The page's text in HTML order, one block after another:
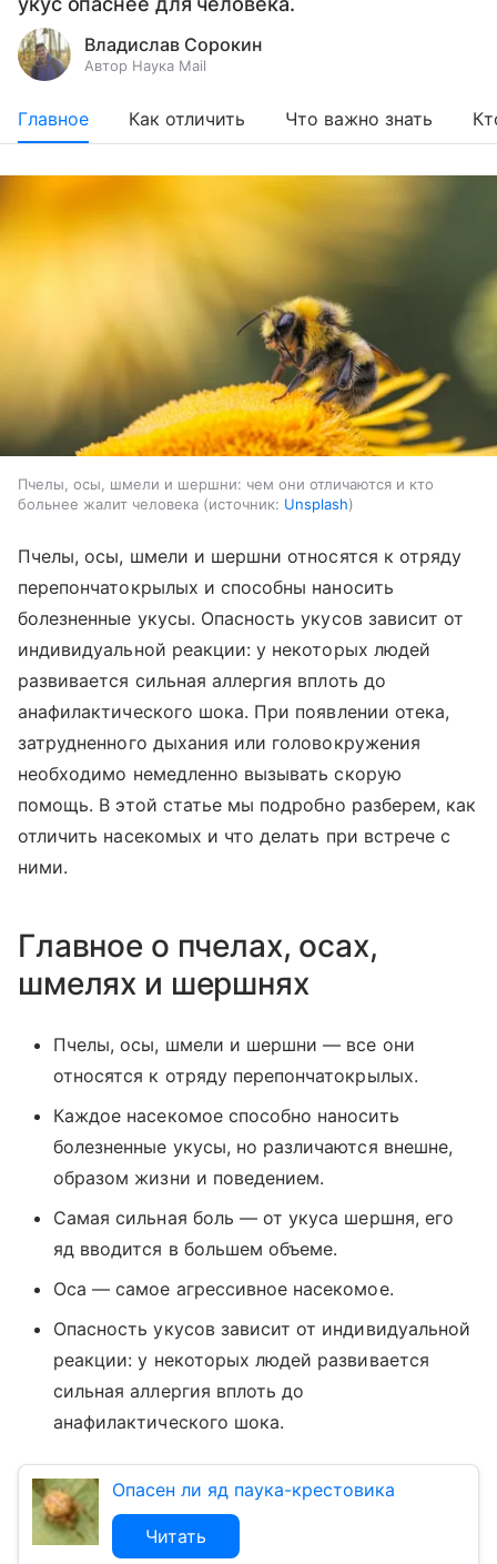
Владислав Сорокин
Автор Наука Mail
Главное Как отличить Что важно знать
Пчелы, осы, шмели и шершни: чем они отличаются и кто
больнее жалит человека
источник: Unsplash
Пчелы, осы, шмели и шершни относятся к отряду
перепончатокрылых и способны наносить
болезненные укусы. Опасность укусов зависит от
индивидуальной реакции: у некоторых людей
развивается сильная аллергия вплоть до
анафилактического шока. При появлении отека,
затрудненного дыхания или головокружения
необходимо немедленно вызывать скорую
помощь. В этой статье мы подробно разберем, как
отличить насекомых и что делать при встрече с
ними.
Главное о пчелах, осах,
шмелях и шершнях
Пчелы, осы, шмели и шершни — все они
относятся к отряду перепончатокрылых.
Каждое насекомое способно наносить
болезненные укусы, но различаются внешне,
образом жизни и поведением.
Самая сильная боль — от укуса шершня, его
яд вводится в большем объеме.
Оса — самое агрессивное насекомое.
Опасность укусов зависит от индивидуальной
реакции: у некоторых людей развивается
сильная аллергия вплоть до
анафилактического шока.
Опасен ли яд паука-крестовика
Читать